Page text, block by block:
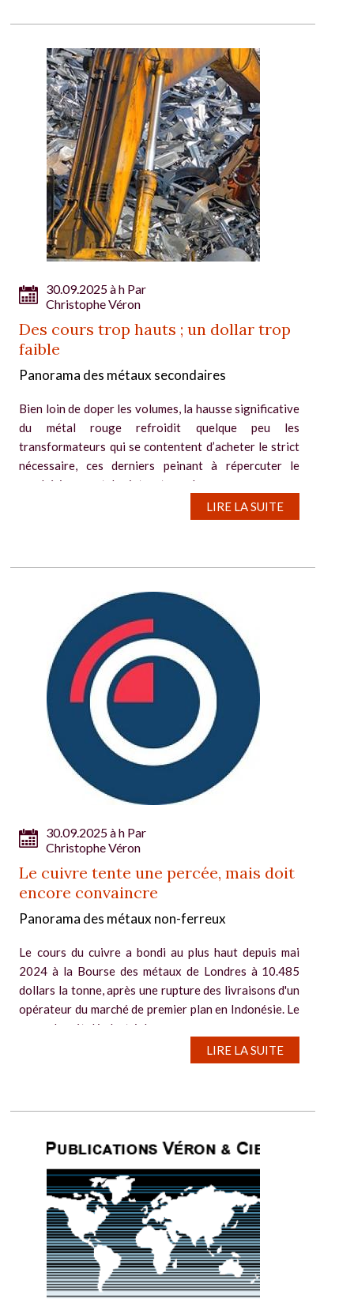
30.09.2025 à h Par
Christophe Véron
Des cours trop hauts ; un dollar trop
faible
Panorama des métaux secondaires
Bien loin de doper les volumes, la hausse significative
du métal rouge refroidit quelque peu les
transformateurs qui se contentent d’acheter le strict
nécessaire, ces derniers peinant à répercuter le
renchérissement des intrants sur les...
LIRE LA SUITE
30.09.2025 à h Par
Christophe Véron
Le cuivre tente une percée, mais doit
encore convaincre
Panorama des métaux non-ferreux
Le cours du cuivre a bondi au plus haut depuis mai
2024 à la Bourse des métaux de Londres à 10.485
dollars la tonne, après une rupture des livraisons d'un
opérateur du marché de premier plan en Indonésie. Le
cours du métal industriel a...
LIRE LA SUITE